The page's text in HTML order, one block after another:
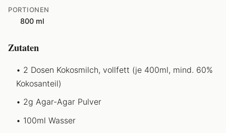
PORTIONEN
800 ml
Zutaten
2 Dosen Kokosmilch, vollfett (je 400ml, mind. 60%
Kokosanteil)
2g Agar-Agar Pulver
100ml Wasser